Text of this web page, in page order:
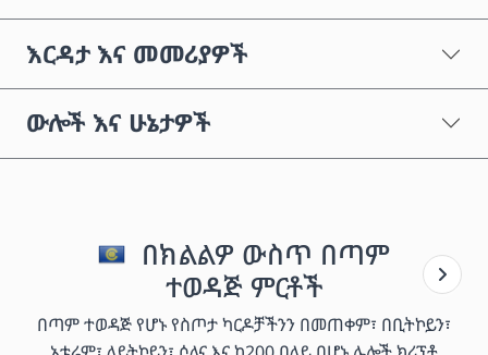
እርዳታ እና መመሪያዎች
ውሎች እና ሁኔታዎች
በክልልዎ ውስጥ በጣም
ተወዳጅ ምርቶች
በጣም ተወዳጅ የሆኑ የስጦታ ካርዶቻችንን በመጠቀም፣ በቢትኮይን፣